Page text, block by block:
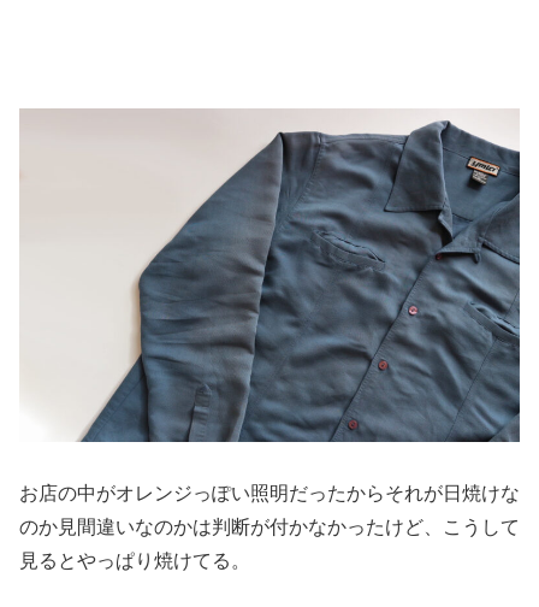
お店の中がオレンジっぽい照明だったからそれが日焼けな
のか見間違いなのかは判断が付かなかったけど、こうして
見るとやっぱり焼けてる。